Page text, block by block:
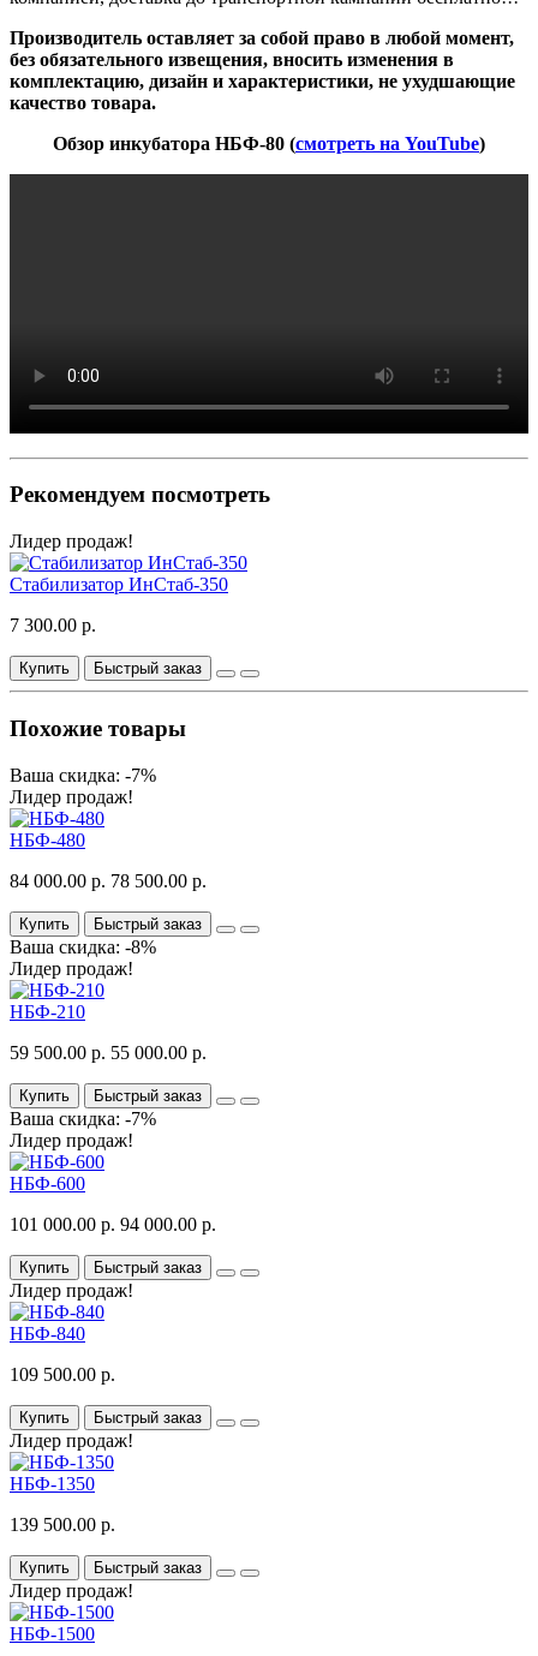
Производитель оставляет за собой право в любой момент,
без обязательного извещения, вносить изменения в
комплектацию, дизайн и характеристики, не ухудшающие
качество товара.
Обзор инкубатора НБФ-80 (смотреть на YouTube)
Рекомендуем посмотреть
Лидер продаж!
Стабилизатор ИнСтаб-350
7 300.00 р.
Купить Быстрый заказ
Похожие товары
Ваша скидка: -7%
Лидер продаж!
НБФ-480
84 000.00 р. 78 500.00 р.
Купить Быстрый заказ
Ваша скидка: -8%
Лидер продаж!
НБФ-210
59 500.00 р. 55 000.00 р.
Купить Быстрый заказ
Ваша скидка: -7%
Лидер продаж!
НБФ-600
101 000.00 р. 94 000.00 р.
Купить Быстрый заказ
Лидер продаж!
НБФ-840
109 500.00 р.
Купить Быстрый заказ
Лидер продаж!
НБФ-1350
139 500.00 р.
Купить Быстрый заказ
Лидер продаж!
НБФ-1500